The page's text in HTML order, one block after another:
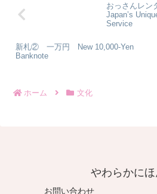
おっさんレ
Japan’s
Service
新札② 一万円 New 10,000-Yen
Banknote
ホーム 文化
やわらかに
お問い合わせ